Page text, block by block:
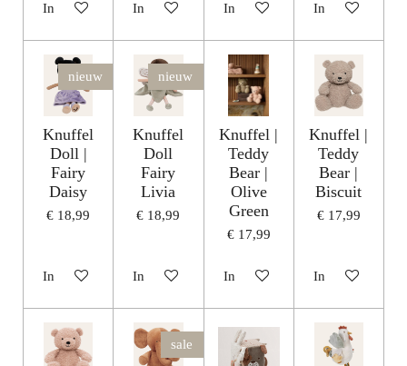
In winkelwagenIn winkelwagenIn winkelwagenIn winkelwagen
nieuw
Knuffel
Doll |
Fairy
Daisy
€ 18,99
In winkelwagen
nieuw
Knuffel
Doll
Fairy
Livia
€ 18,99
In winkelwagen
Knuffel |
Teddy
Bear |
Olive
Green
€ 17,99
In winkelwagen
Knuffel |
Teddy
Bear |
Biscuit
€ 17,99
In winkelwagen
sale